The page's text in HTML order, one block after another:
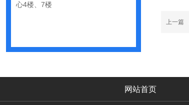
GPS定位器防追踪指南：从原理到排查一次讲清
夏天防偷拍指南：手机、充电宝都能改装
心4楼、7楼
上一篇
网站首页